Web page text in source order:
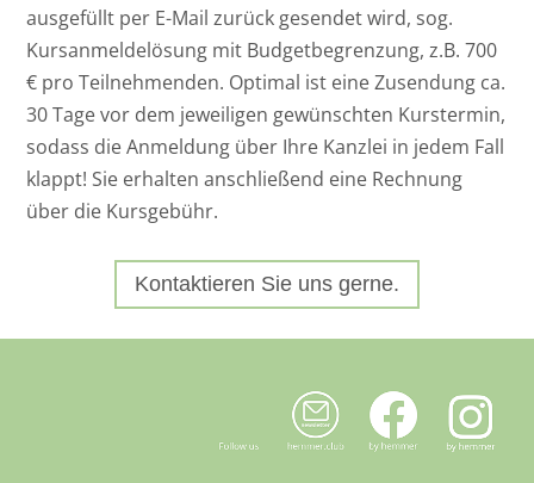
ausgefüllt per E-Mail zurück gesendet wird, sog.
Kursanmeldelösung mit Budgetbegrenzung, z.B. 700
€ pro Teilnehmenden. Optimal ist eine Zusendung ca.
30 Tage vor dem jeweiligen gewünschten Kurstermin,
sodass die Anmeldung über Ihre Kanzlei in jedem Fall
klappt! Sie erhalten anschließend eine Rechnung
über die Kursgebühr.